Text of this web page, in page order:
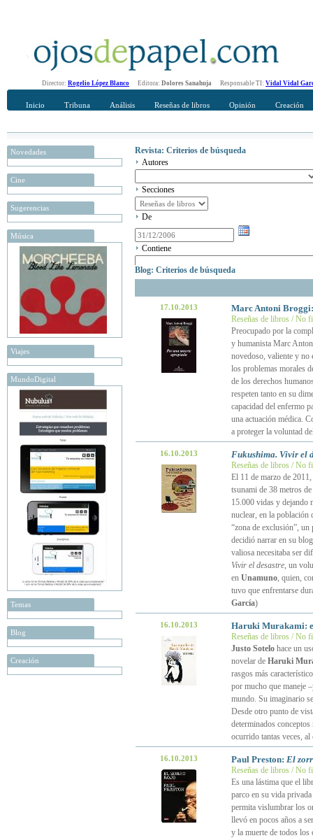
Director: Rogelio López Blanco Editora: Dolores Sanahuja Responsable TI: Vidal Vidal
Inicio Tribuna Análisis Reseñas de libros Opinión Creación
Novedades
Cine
Sugerencias
Música
Viajes
MundoDigital
Temas
Blog
Creación
Revista: Criterios de búsqueda
Autores
Secciones
De
Contiene
Blog: Criterios de búsqueda
17.10.2013 Marc Antoni
Reseñas de libros / No
Preocupado por la
y humanista Marc
novedoso, valiente y no
los problemas morales
de los derechos
respeten tanto en su
capacidad del enfermo
una actuación médica.
a proteger la voluntad
16.10.2013 Fukushima. Vivir el
Reseñas de libros / No
El 11 de marzo de
tsunami de 38 metros
15.000 vidas y dejando
nuclear, en la población
“zona de exclusión”,
decidió narrar en su
valiosa necesitaba ser
Vivir el desastre, un
en Unamuno, quien,
tuvo que enfrentarse
García)
16.10.2013 Haruki Murakami:
Reseñas de libros / No
Justo Sotelohace un
novelar de Haruki
rasgos más
por mucho que maneje
mundo. Su imaginario
Desde otro punto de
determinados
ocurrido tantas veces,
16.10.2013 Paul Preston: El
Reseñas de libros / No
Es una lástima que el
parco en su vida
permita vislumbrar los
llevó en pocos años a
y la muerte de todos los